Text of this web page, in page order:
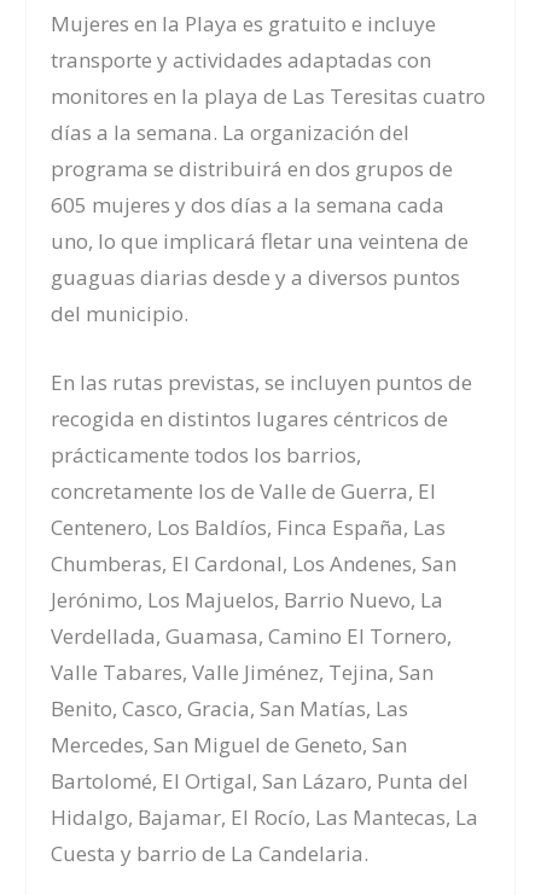
Mujeres en la Playa es gratuito e incluye
transporte y actividades adaptadas con
monitores en la playa de Las Teresitas cuatro
días a la semana. La organización del
programa se distribuirá en dos grupos de
605 mujeres y dos días a la semana cada
uno, lo que implicará fletar una veintena de
guaguas diarias desde y a diversos puntos
del municipio.
En las rutas previstas, se incluyen puntos de
recogida en distintos lugares céntricos de
prácticamente todos los barrios,
concretamente los de Valle de Guerra, El
Centenero, Los Baldíos, Finca España, Las
Chumberas, El Cardonal, Los Andenes, San
Jerónimo, Los Majuelos, Barrio Nuevo, La
Verdellada, Guamasa, Camino El Tornero,
Valle Tabares, Valle Jiménez, Tejina, San
Benito, Casco, Gracia, San Matías, Las
Mercedes, San Miguel de Geneto, San
Bartolomé, El Ortigal, San Lázaro, Punta del
Hidalgo, Bajamar, El Rocío, Las Mantecas, La
Cuesta y barrio de La Candelaria.